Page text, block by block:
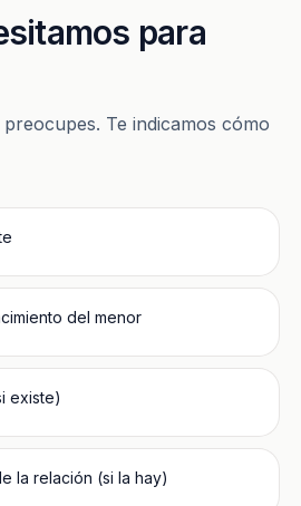
para
Te indicamos cómo
del menor
existe)
la relación (si la hay)